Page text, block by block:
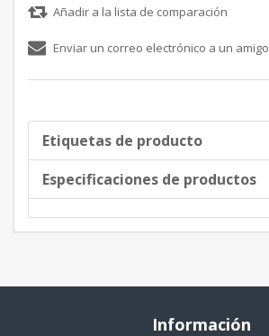
Añadir a la lista de comparación
Enviar un correo electrónico a un amigo
Etiquetas de producto
Especificaciones de productos
Información